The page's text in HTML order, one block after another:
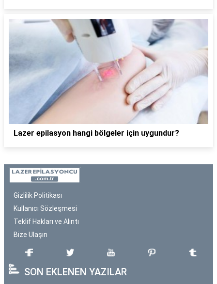
Lazer epilasyon hangi bölgeler için uygundur?
Gizlilik Politikası
Kullanıcı Sözleşmesi
Teklif Hakları ve Alıntı
Bize Ulaşın
SON EKLENEN YAZILAR